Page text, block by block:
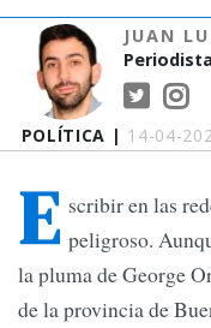
POLÍTICA | 14-04-
JUAN
E scribir en las
peligroso.
la pluma de George
de la provincia de